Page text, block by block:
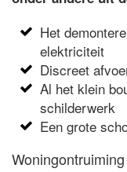
Het
elektriciteit
Discreet
Al het klein
schilderwerk
Een grote